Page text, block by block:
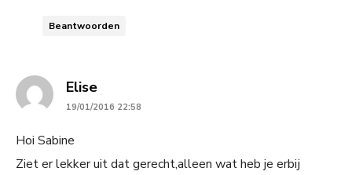
Beantwoorden
Elisesays:
19/01/2016 22:58
Hoi Sabine
Ziet er lekker uit dat gerecht,alleen wat heb je erbij